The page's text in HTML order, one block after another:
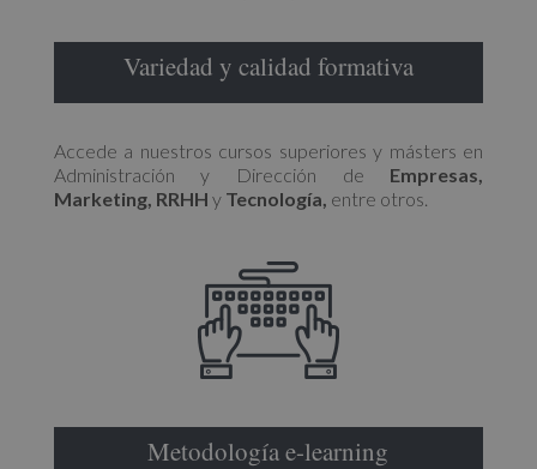
Variedad y calidad formativa
Accede a nuestros cursos superiores y másters en
Administración y Dirección de Empresas,
Marketing, RRHH y Tecnología, entre otros.
Metodología e-learning